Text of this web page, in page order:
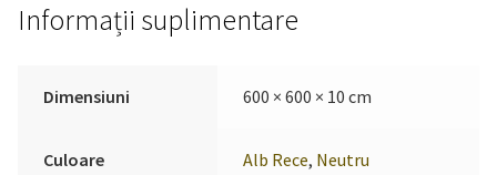
Informații suplimentare
Dimensiuni 600 × 600 × 10 cm
Culoare Alb Rece, Neutru